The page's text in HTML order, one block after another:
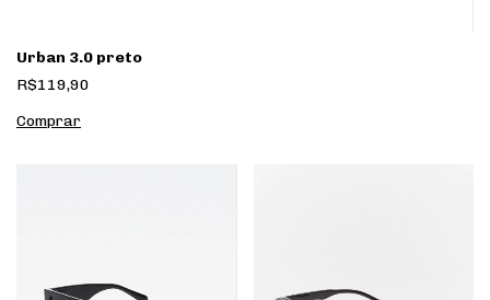
Urban 3.0 preto
R$119,90